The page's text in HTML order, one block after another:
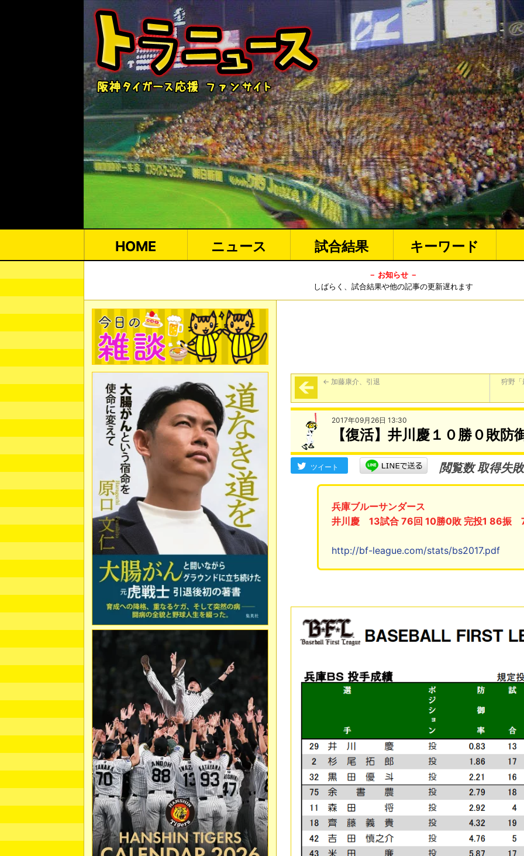
HOME ニュース 試合結果 キーワード
－ お知らせ －
しばらく、試合結果や他の記事の更新遅れます
← 加藤康介、引退 狩野「
2017年09月26日 13:30
【復活】井川慶１０勝０敗防
ツイート 閲覧数 取得失敗
兵庫ブルーサンダース
井川慶 13試合 76回 10勝0敗 完投1 86振
http://bf-league.com/stats/bs2017.pdf